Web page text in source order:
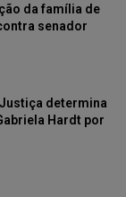
da família de
senador
determina
Hardt por